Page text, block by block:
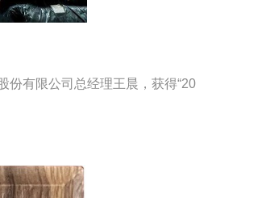
有限公司总经理王晨，获得“20